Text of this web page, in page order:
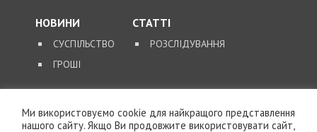
НОВИНИ
СУСПІЛЬСТВО
ГРОШІ
СТАТТІ
РОЗСЛІДУВАННЯ
КОНТАКТИ
Ми використовуємо cookie для найкращого представлення
нашого сайту. Якщо Ви продовжите використовувати сайт,